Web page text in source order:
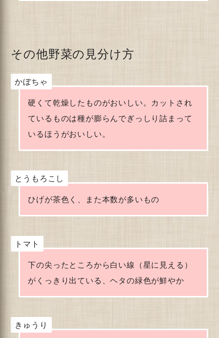
その他野菜の見分け方
かぼちゃ
硬くて乾燥したものがおいしい。カットされ
ているものは種が膨らんでぎっしり詰まって
いるほうがおいしい。
とうもろこし
ひげが茶色く、また本数が多いもの
トマト
下の尖ったところから白い線（星に見える）
がくっきり出ている、ヘタの緑色が鮮やか
きゅうり